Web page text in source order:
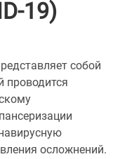
19)
собой
проводится
осложнений.